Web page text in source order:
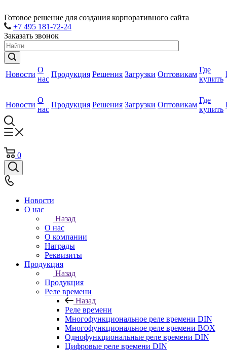
Готовое решение для создания корпоративного сайта
+7 495 181-72-24
Заказать звонок
Новости
О
нас
Продукция Решения Загрузки Оптовикам
Где
купить
Новости
О
нас
Продукция Решения Загрузки Оптовикам
Где
купить
0
Новости
О нас
Назад
О нас
О компании
Награды
Реквизиты
Продукция
Назад
Продукция
Реле времени
Назад
Реле времени
Многофункциональное реле времени DIN
Многофункциональное реле времени BOX
Однофункциональные реле времени DIN
Цифровые реле времени DIN